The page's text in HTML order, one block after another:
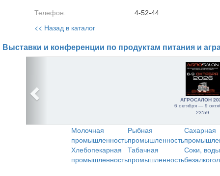
Телефон: 4-52-44
<< Назад в каталог
Выставки и конференции по продуктам питания и
АГРОСАЛОН
6 октября — 9
23:59
Молочная
промышленность
Рыбная
промышленность
Сахарная
Хлебопекарная
промышленность
Табачная
промышленность
Соки,